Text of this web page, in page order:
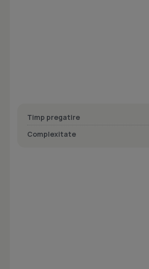
Timp pregatire
Complexitate